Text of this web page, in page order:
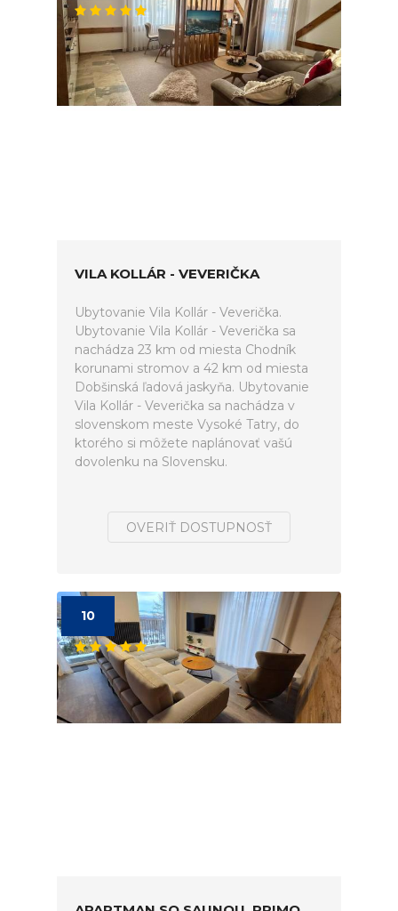
VILA KOLLÁR - VEVERIČKA
Ubytovanie Vila Kollár - Veverička.
Ubytovanie Vila Kollár - Veverička sa
nachádza 23 km od miesta Chodník
korunami stromov a 42 km od miesta
Dobšinská ľadová jaskyňa. Ubytovanie
Vila Kollár - Veverička sa nachádza v
slovenskom meste Vysoké Tatry, do
ktorého si môžete naplánovať vašú
dovolenku na Slovensku.
OVERIŤ DOSTUPNOSŤ
10